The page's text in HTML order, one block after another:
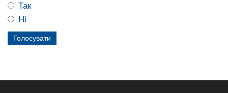
Так
Ні